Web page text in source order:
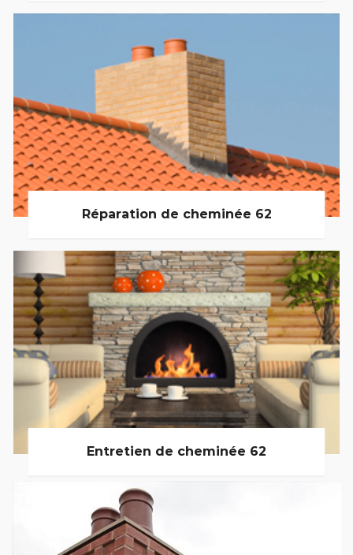
Réparation de cheminée 62
Entretien de cheminée 62